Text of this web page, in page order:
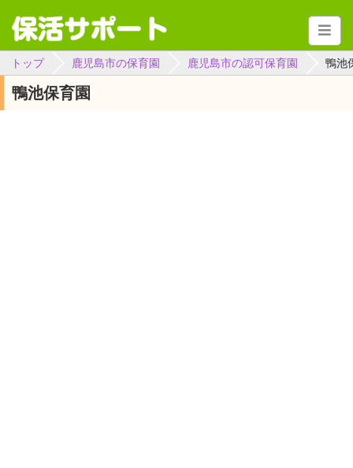
トップ 鹿児島市の保育園 鹿児島市の認可保育園 鴨池
鴨池保育園